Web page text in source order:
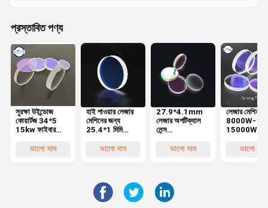
প্রস্তাবিত পণ্য
সুরক্ষা উইন্ডোজ
কোয়ার্টজ 34*5
15kw ফাইবার
Precitec
ভালো দাম
হাই পাওয়ার লেজার
মেশিনের জন্য
25.4*1 মিমি
লেন্স 7980
ভালো দাম
27.9*4.1mm
লেজার অপটিক্যাল
লেন্স
লেজার হেডের জন্য
ভালো দাম
লেজার মেশিন
8000W-
15000W এর
কর্নিং 7980
ভালো দাম